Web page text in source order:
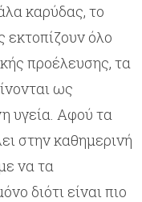
καρύδας, το
εκτοπίζουν όλο
προέλευσης, τα
ως
υγεία. Αφού τα
στην καθημερινή
να τα
διότι είναι πιο